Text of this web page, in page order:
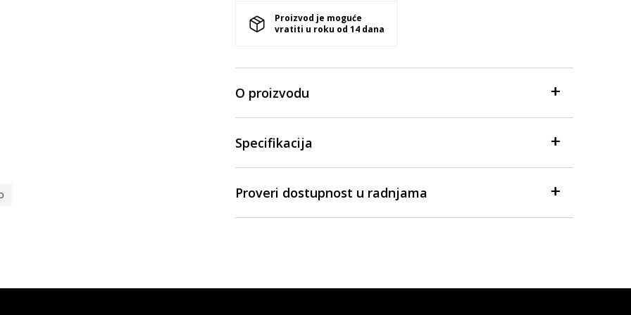
Proizvod je moguće
vratiti u roku od 14 dana
O proizvodu
Specifikacija
Proveri dostupnost u radnjama